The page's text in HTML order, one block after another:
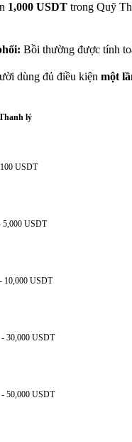
1,000 USDT trong Quỹ
Bồi thường được tính
dùng đủ điều kiện một
lý
USDT
5,000 USDT
10,000 USDT
- 30,000 USDT
- 50,000 USDT